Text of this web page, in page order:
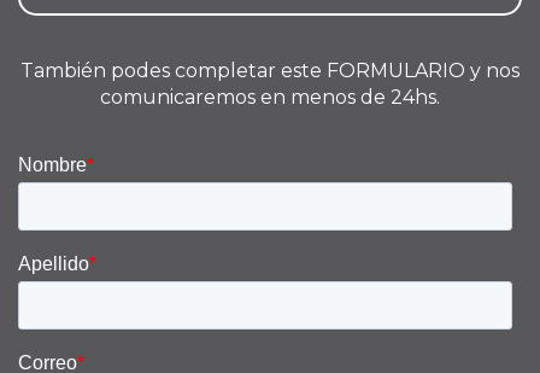
También podes completar este FORMULARIO y nos
comunicaremos en menos de 24hs.